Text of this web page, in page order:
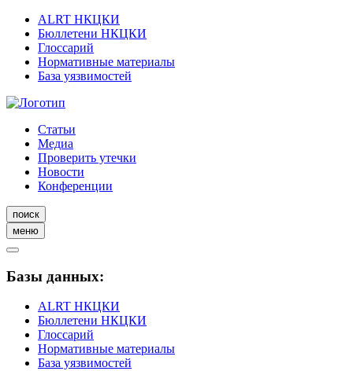
ALRT НКЦКИ
Бюллетени НКЦКИ
Глоссарий
Нормативные материалы
База уязвимостей
Статьи
Медиа
Проверить утечки
Новости
Конференции
поиск
меню
Базы данных:
ALRT НКЦКИ
Бюллетени НКЦКИ
Глоссарий
Нормативные материалы
База уязвимостей